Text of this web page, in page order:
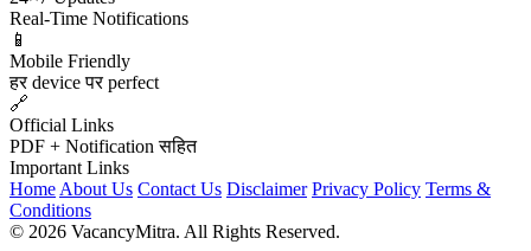
Real-Time Notifications
📱
Mobile Friendly
हर device पर perfect
🔗
Official Links
PDF + Notification सहित
Important Links
Home About Us Contact Us Disclaimer Privacy Policy Terms &
Conditions
© 2026 VacancyMitra. All Rights Reserved.